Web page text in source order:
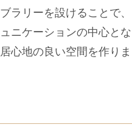
ラリーを設けることで、
ニケーションの中心とな
心地の良い空間を作りま